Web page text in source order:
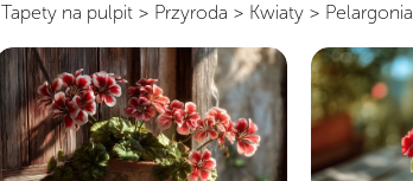
Tapety na pulpit > Przyroda > Kwiaty > Pelargonia